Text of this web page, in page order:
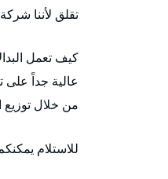
تقلق لأننا
كيف تعمل
عالية جداً على
من خلال توزيع
للاستلام